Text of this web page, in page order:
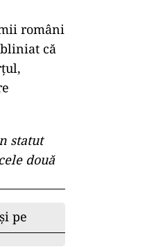
români
că
statut
două
pe